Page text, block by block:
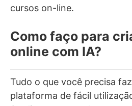
cursos on-line.
Como faço para
online com IA?
Tudo o que você precisa
plataforma de fácil